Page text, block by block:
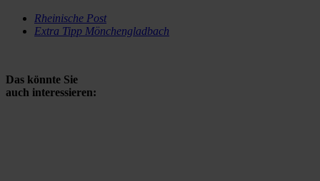
Rheinische Post
Extra Tipp Mönchengladbach
Das könnte Sie
auch interessieren: